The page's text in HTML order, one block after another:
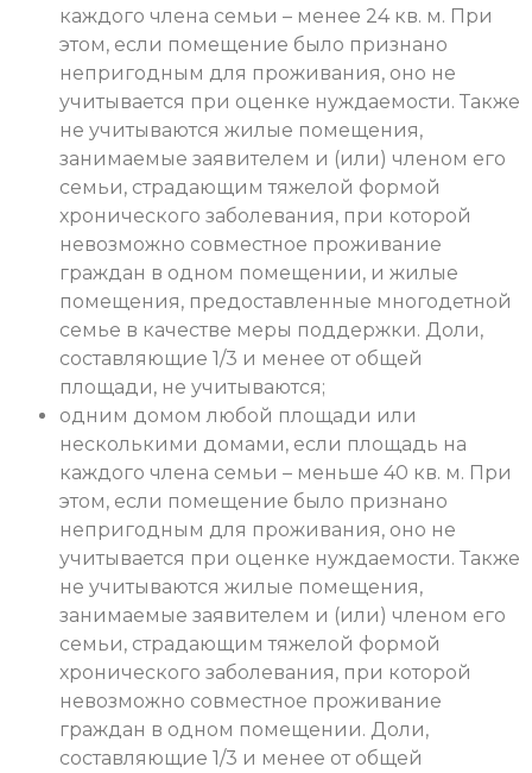
каждого члена семьи – менее 24 кв. м. При
этом, если помещение было признано
непригодным для проживания, оно не
учитывается при оценке нуждаемости. Также
не учитываются жилые помещения,
занимаемые заявителем и (или) членом его
семьи, страдающим тяжелой формой
хронического заболевания, при которой
невозможно совместное проживание
граждан в одном помещении, и жилые
помещения, предоставленные многодетной
семье в качестве меры поддержки. Доли,
составляющие 1/3 и менее от общей
площади, не учитываются;
одним домом любой площади или
несколькими домами, если площадь на
каждого члена семьи – меньше 40 кв. м. При
этом, если помещение было признано
непригодным для проживания, оно не
учитывается при оценке нуждаемости. Также
не учитываются жилые помещения,
занимаемые заявителем и (или) членом его
семьи, страдающим тяжелой формой
хронического заболевания, при которой
невозможно совместное проживание
граждан в одном помещении. Доли,
составляющие 1/3 и менее от общей